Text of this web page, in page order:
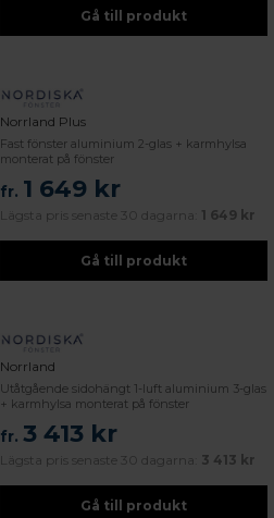
Gå till produkt
Norrland Plus
Fast fönster aluminium 2-glas + karmhylsa
monterat på fönster
fr. 1 649 kr
Lägsta pris senaste 30 dagarna: 1 649 kr
Gå till produkt
Norrland
Utåtgående sidohängt 1-luft aluminium 3-glas
+ karmhylsa monterat på fönster
fr. 3 413 kr
Lägsta pris senaste 30 dagarna: 3 413 kr
Gå till produkt